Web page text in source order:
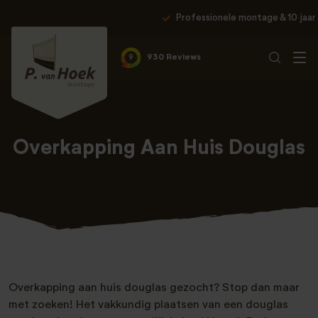
Professionele montage & 10 jaar garantie
9 930 Reviews
Overkapping Aan Huis Douglas
Overkapping aan huis douglas gezocht? Stop dan maar
met zoeken! Het vakkundig plaatsen van een douglas